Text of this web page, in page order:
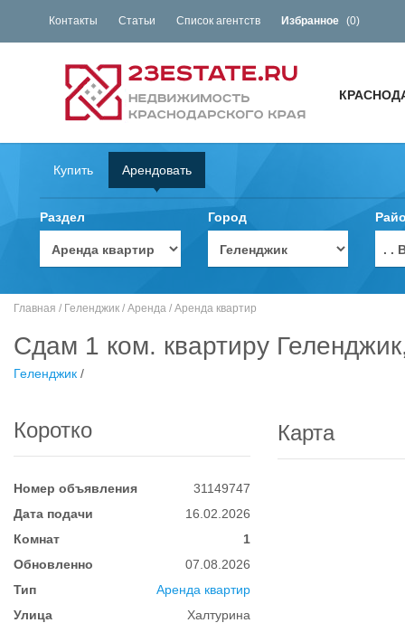
Контакты Статьи Список агентств Избранное (0)
Купить Арендовать
Раздел Город
. .
Главная / Геленджик / Аренда / Аренда квартир
Сдам 1 ком. квартиру
Геленджик /
Коротко
Номер объявления
31149747
Дата подачи
16.02.2026
Комнат
1
Обновленно
07.08.2026
Тип
Аренда квартир
Улица
Халтурина
Карта